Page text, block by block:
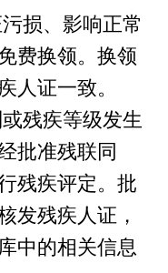
损、影响正常
费换领。换领
人证一致。
残疾等级发生
批准残联同
残疾评定。批
发残疾人证，
中的相关信息